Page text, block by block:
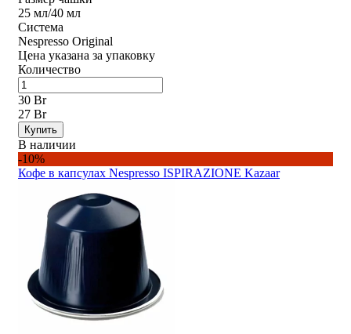
25 мл/40 мл
Система
Nespresso Original
Цена указана за упаковку
Количество
30 Br
27 Br
Купить
В наличии
-10%
Кофе в капсулах Nespresso ISPIRAZIONE Kazaar